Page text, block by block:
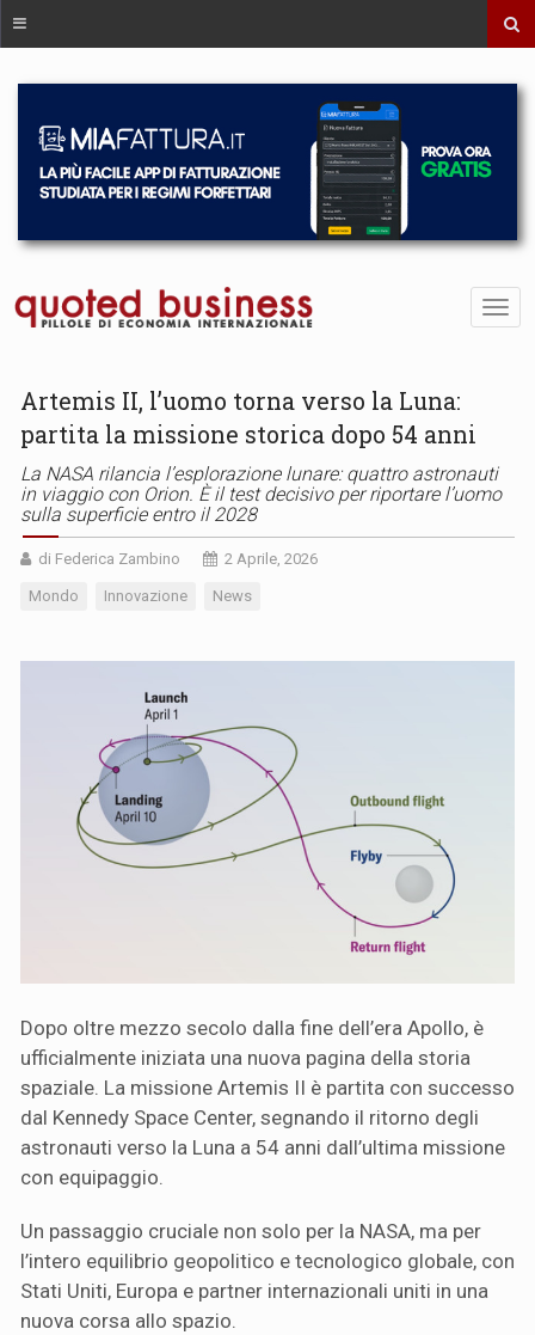
Artemis II, l’uomo torna verso la Luna:
partita la missione storica dopo 54 anni
La NASA rilancia l’esplorazione lunare: quattro astronauti
in viaggio con Orion. È il test decisivo per riportare l’uomo
sulla superficie entro il 2028
di Federica Zambino 2 Aprile, 2026
Mondo Innovazione News
Dopo oltre mezzo secolo dalla fine dell’era Apollo, è
ufficialmente iniziata una nuova pagina della storia
spaziale. La missione Artemis II è partita con successo
dal Kennedy Space Center, segnando il ritorno degli
astronauti verso la Luna a 54 anni dall’ultima missione
con equipaggio.
Un passaggio cruciale non solo per la NASA, ma per
l’intero equilibrio geopolitico e tecnologico globale, con
Stati Uniti, Europa e partner internazionali uniti in una
nuova corsa allo spazio.